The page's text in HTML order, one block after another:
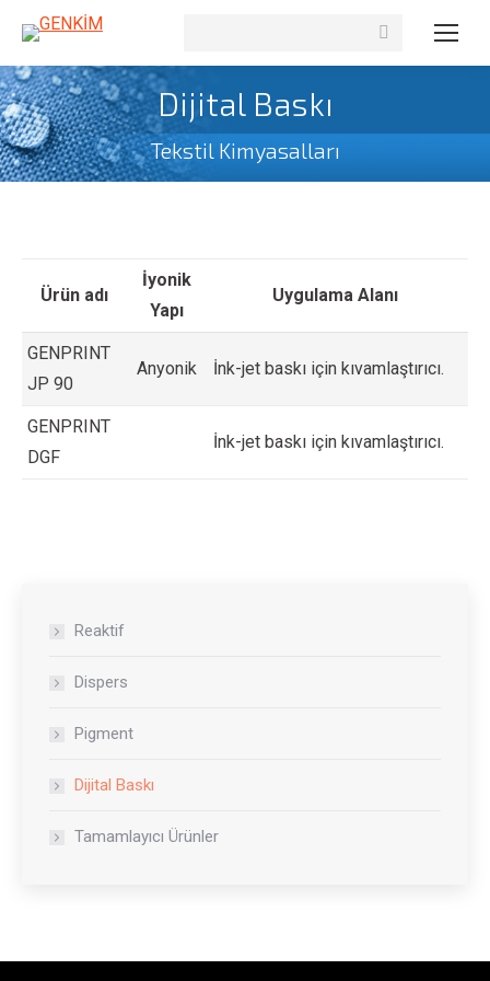
Dijital Baskı
Tekstil Kimyasalları
Ürün adı
İyonik
Yapı
Uygulama Alanı
GENPRINT
JP 90
Anyonik İnk-jet baskı için kıvamlaştırıcı.
GENPRINT
DGF
İnk-jet baskı için kıvamlaştırıcı.
Reaktif
Dispers
Pigment
Dijital Baskı
Tamamlayıcı Ürünler